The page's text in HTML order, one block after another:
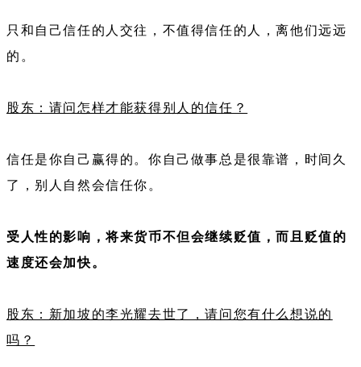
只和自己信任的人交往，不值得信任的人，离他们远远
的。
股东：请问怎样才能获得别人的信任？
信任是你自己赢得的。你自己做事总是很靠谱，时间久
了，别人自然会信任你。
受人性的影响，将来货币不但会继续贬值，而且贬值的
速度还会加快。
股东：新加坡的李光耀去世了，请问您有什么想说的
吗？